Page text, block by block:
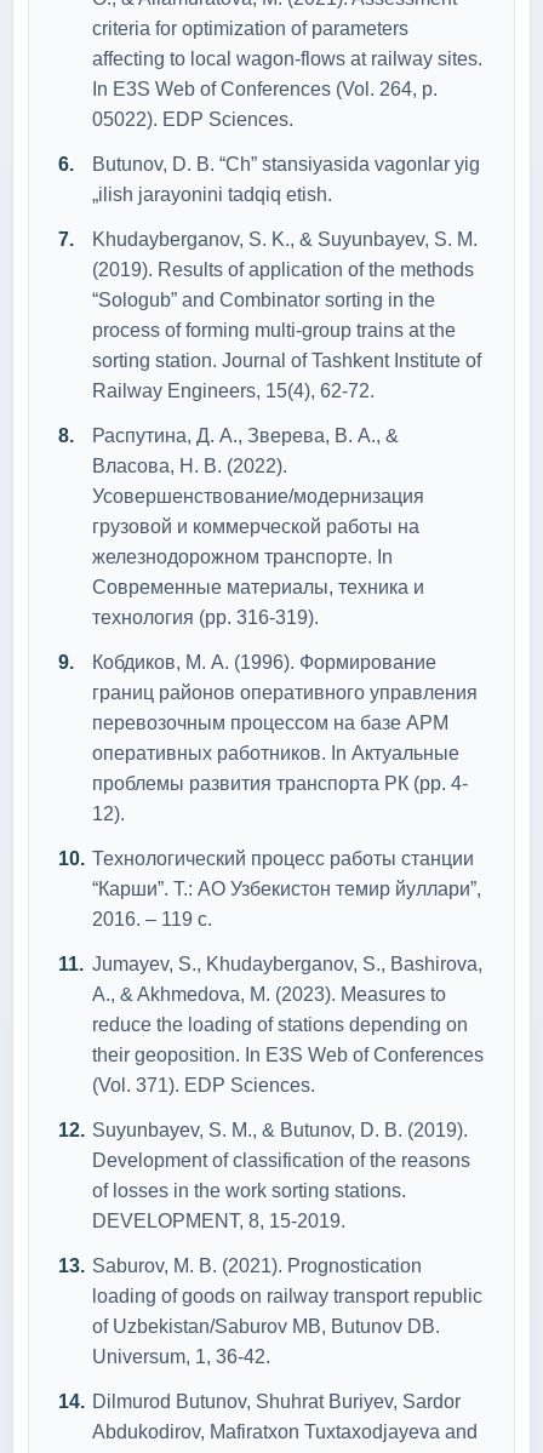
criteria for optimization of parameters
affecting to local wagon-flows at railway sites.
In E3S Web of Conferences (Vol. 264, p.
05022). EDP Sciences.
Butunov, D. B. “Ch” stansiyasida vagonlar yig
„ilish jarayonini tadqiq etish.
Khudayberganov, S. K., & Suyunbayev, S. M.
(2019). Results of application of the methods
“Sologub” and Combinator sorting in the
process of forming multi-group trains at the
sorting station. Journal of Tashkent Institute of
Railway Engineers, 15(4), 62-72.
Распутина, Д. А., Зверева, В. А., &
Власова, Н. В. (2022).
Усовершенствование/модернизация
грузовой и коммерческой работы на
железнодорожном транспорте. In
Современные материалы, техника и
технология (pp. 316-319).
Кобдиков, М. А. (1996). Формирование
границ районов оперативного управления
перевозочным процессом на базе АРМ
оперативных работников. In Актуальные
проблемы развития транспорта РК (pp. 4-
12).
Технологический процесс работы станции
“Карши”. Т.: АО Узбекистон темир йуллари”,
2016. – 119 с.
Jumayev, S., Khudayberganov, S., Bashirova,
A., & Akhmedova, M. (2023). Measures to
reduce the loading of stations depending on
their geoposition. In E3S Web of Conferences
(Vol. 371). EDP Sciences.
Suyunbayev, S. M., & Butunov, D. B. (2019).
Development of classification of the reasons
of losses in the work sorting stations.
DEVELOPMENT, 8, 15-2019.
Saburov, M. B. (2021). Prognostication
loading of goods on railway transport republic
of Uzbekistan/Saburov MB, Butunov DB.
Universum, 1, 36-42.
Dilmurod Butunov, Shuhrat Buriyev, Sardor
Abdukodirov, Mafiratxon Tuxtaxodjayeva and